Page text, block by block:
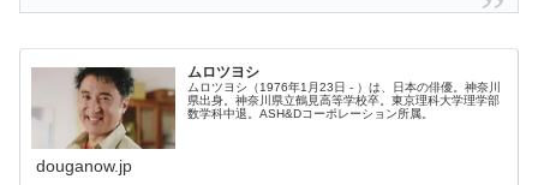
ムロツヨシ
ムロツヨシ（1976年1月23日 - ）は、日本の俳優。神奈川
県出身。神奈川県立鶴見高等学校卒。東京理科大学理学部
数学科中退。ASH&Dコーポレーション所属。
douganow.jp